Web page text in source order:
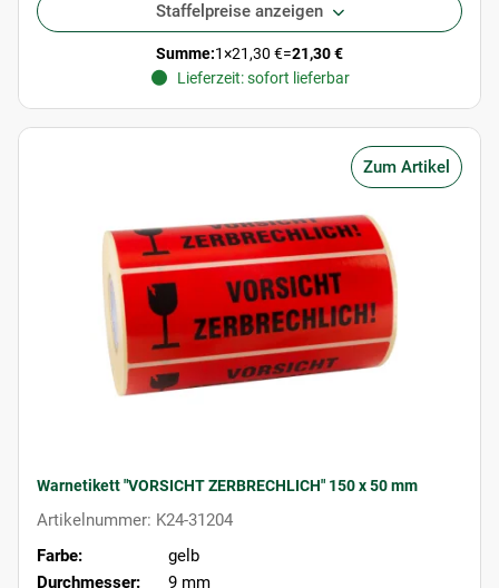
Staffelpreise anzeigen
Summe:1×21,30 €=21,30 €
Lieferzeit: sofort lieferbar
Zum Artikel
Warnetikett "VORSICHT ZERBRECHLICH" 150 x 50 mm
Artikelnummer: K24-31204
Farbe:
gelb
Durchmesser:
9 mm